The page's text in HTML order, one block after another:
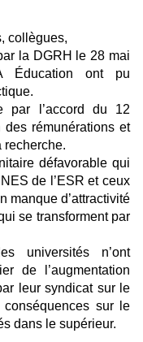
collègues,
la DGRH le 28 mai
Éducation ont pu
par l’accord du 12
des rémunérations et
recherche.
défavorable qui
de l’ESR et ceux
manque d’attractivité
se transforment par
universités n’ont
de l’augmentation
leur syndicat sur le
sur le
dans le supérieur.